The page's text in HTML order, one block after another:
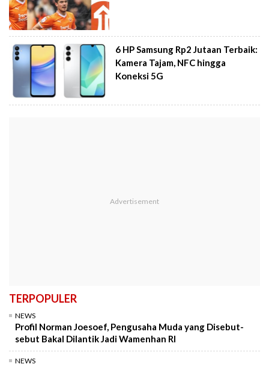
6 HP Samsung Rp2 Jutaan Terbaik:
Kamera Tajam, NFC hingga
Koneksi 5G
TERPOPULER
NEWS
Profil Norman Joesoef, Pengusaha Muda yang Disebut-
sebut Bakal Dilantik Jadi Wamenhan RI
NEWS